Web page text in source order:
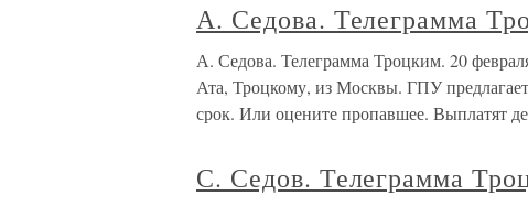
А. Седова. Телеграмма
А. Седова. Телеграмма Троцким. 20
Ата, Троцкому, из Москвы. ГПУ
срок. Или оцените пропавшее. Выплатят
С. Седов. Телеграмма